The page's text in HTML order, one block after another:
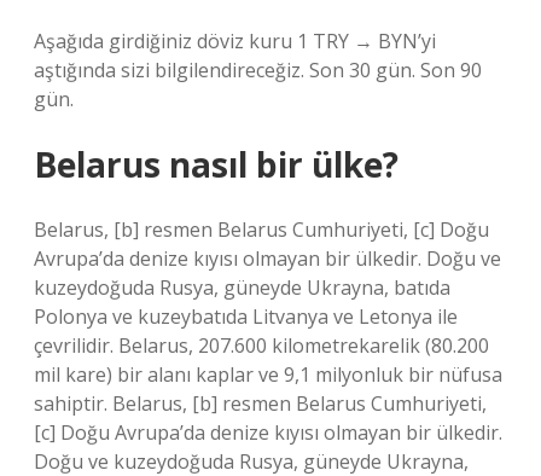
Aşağıda girdiğiniz döviz kuru 1 TRY → BYN’yi
aştığında sizi bilgilendireceğiz. Son 30 gün. Son 90
gün.
Belarus nasıl bir ülke?
Belarus, [b] resmen Belarus Cumhuriyeti, [c] Doğu
Avrupa’da denize kıyısı olmayan bir ülkedir. Doğu ve
kuzeydoğuda Rusya, güneyde Ukrayna, batıda
Polonya ve kuzeybatıda Litvanya ve Letonya ile
çevrilidir. Belarus, 207.600 kilometrekarelik (80.200
mil kare) bir alanı kaplar ve 9,1 milyonluk bir nüfusa
sahiptir. Belarus, [b] resmen Belarus Cumhuriyeti,
[c] Doğu Avrupa’da denize kıyısı olmayan bir ülkedir.
Doğu ve kuzeydoğuda Rusya, güneyde Ukrayna,